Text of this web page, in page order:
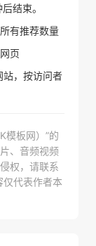
结束。
有推荐数量
页
站，按访问者
模板网）”的
、音频视频
权，请联系
代表作者本